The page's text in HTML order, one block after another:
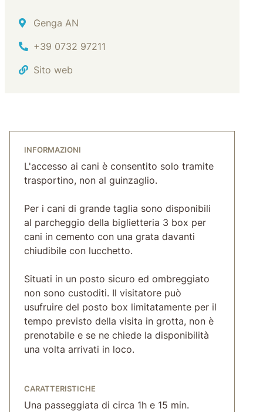
Indirizzo
Genga AN
Tel.
+39 0732 97211
Sito web
INFORMAZIONI
L'accesso ai cani è consentito solo tramite
trasportino, non al guinzaglio.
Per i cani di grande taglia sono disponibili
al parcheggio della biglietteria 3 box per
cani in cemento con una grata davanti
chiudibile con lucchetto.
Situati in un posto sicuro ed ombreggiato
non sono custoditi. Il visitatore può
usufruire del posto box limitatamente per il
tempo previsto della visita in grotta, non è
prenotabile e se ne chiede la disponibilità
una volta arrivati in loco.
CARATTERISTICHE
Una passeggiata di circa 1h e 15 min.